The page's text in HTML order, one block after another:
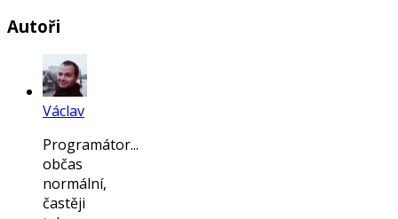
Autoři
Václav
Programátor...
občas
normální,
častěji